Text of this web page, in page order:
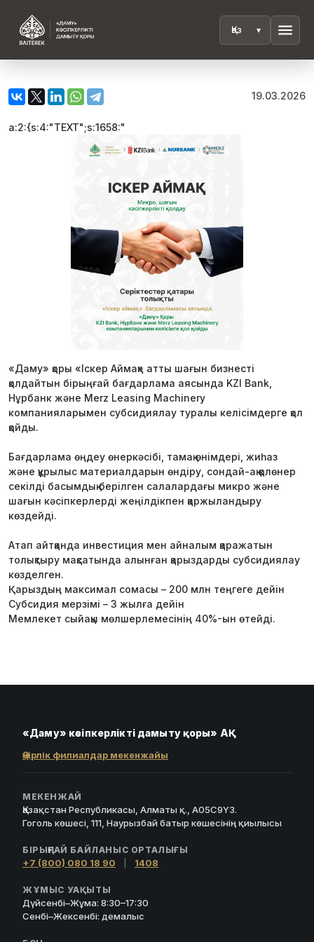
menu
19.03.2026
a:2:{s:4:"TEXT";s:1658:"
«Даму» қоры «Іскер Аймақ» атты шағын бизнесті
қолдайтын бірыңғай бағдарлама аясында KZI Bank,
Нұрбанк және Merz Leasing Machinery
компанияларымен субсидиялау туралы келісімдерге қол
қойды.
Бағдарлама өңдеу өнеркәсібі, тамақ өнімдері, жиһаз
және құрылыс материалдарын өндіру, сондай-ақ қолөнер
секілді басымдық берілген салалардағы микро және
шағын кәсіпкерлерді жеңілдікпен қаржыландыру
көздейді.
Атап айтқанда инвестиция мен айналым қаражатын
толықтыру мақсатында алынған қарыздарды субсидиялау
көзделген.
Қарыздың максимал сомасы – 200 млн теңгеге дейін
Субсидия мерзімі – 3 жылға дейін
Мемлекет сыйақы мөлшерлемесінің 40%-ын өтейді.
«Даму» кәсіпкерлікті дамыту қоры» АҚ
Өңірлік филиалдар мекенжайы
МЕКЕНЖАЙ
Қазақстан Республикасы, Алматы қ., A05C9Y3.
Гоголь көшесі, 111, Наурызбай батыр көшесінің қиылысы
БІРЫҢҒАЙ БАЙЛАНЫС ОРТАЛЫҒЫ
+7 (800) 080 18 90 1408
ЖҰМЫС УАҚЫТЫ
Дүйсенбі–Жұма: 8:30–17:30
Сенбі–Жексенбі: демалыс